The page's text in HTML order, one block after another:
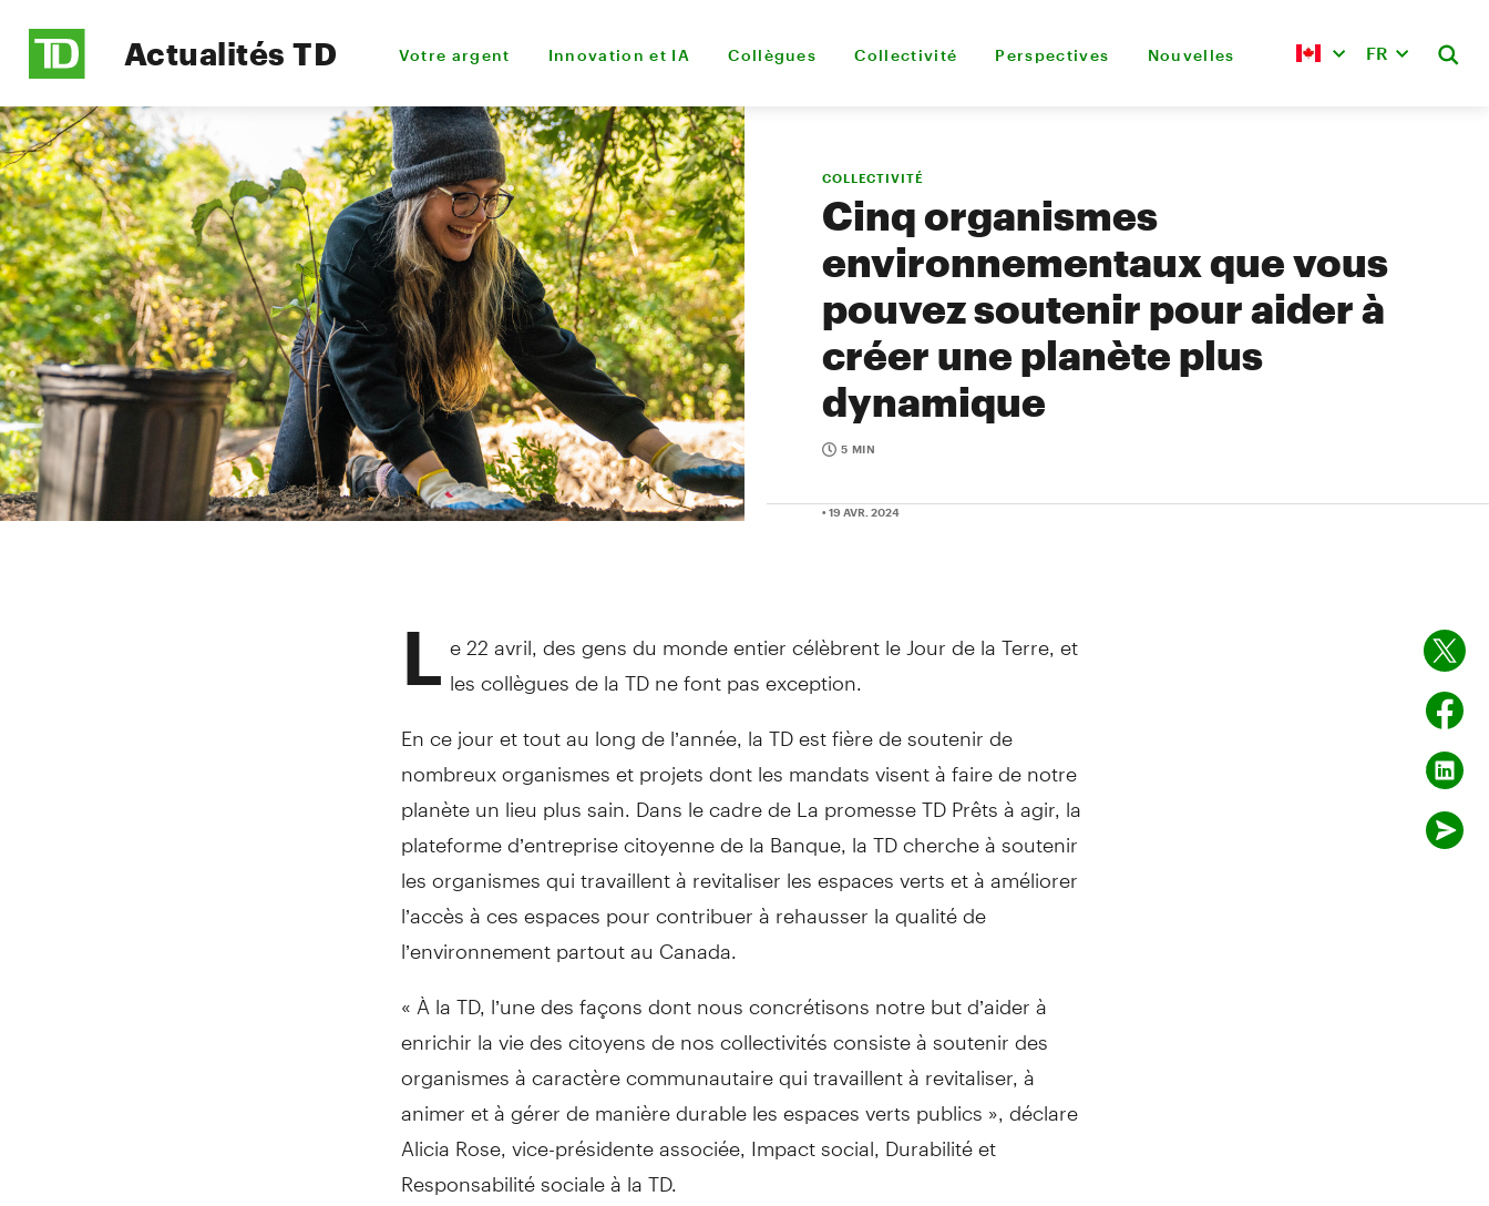
Actualités TD Votre argent Innovation et IA Collègues Collectivité Perspectives Nouvelles FR
COLLECTIVITÉ
Cinq organismes
environnementaux que vous
pouvez soutenir pour aider à
créer une planète plus
dynamique
5 MIN
• 19 AVR. 2024
L e 22 avril, des gens du monde entier célèbrent le Jour de la Terre, et
les collègues de la TD ne font pas exception.
En ce jour et tout au long de l’année, la TD est fière de soutenir de
nombreux organismes et projets dont les mandats visent à faire de notre
planète un lieu plus sain. Dans le cadre de La promesse TD Prêts à agir, la
plateforme d’entreprise citoyenne de la Banque, la TD cherche à soutenir
les organismes qui travaillent à revitaliser les espaces verts et à améliorer
l’accès à ces espaces pour contribuer à rehausser la qualité de
l’environnement partout au Canada.
« À la TD, l’une des façons dont nous concrétisons notre but d’aider à
enrichir la vie des citoyens de nos collectivités consiste à soutenir des
organismes à caractère communautaire qui travaillent à revitaliser, à
animer et à gérer de manière durable les espaces verts publics », déclare
Alicia Rose, vice-présidente associée, Impact social, Durabilité et
Responsabilité sociale à la TD.